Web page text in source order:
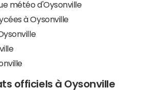
météo d'Oysonville
à Oysonville
officiels à Oysonville